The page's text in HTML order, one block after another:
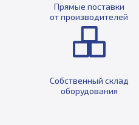
Прямые поставки
от производителей
Собственный склад
оборудования